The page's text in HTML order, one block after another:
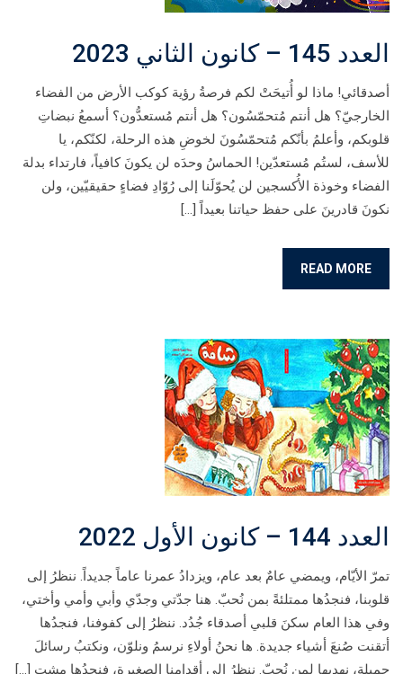
العدد 145 – كانون الثاني 2023
أصدقائي! ماذا لو أُتيحَتْ لكم فرصةُ رؤية كوكب الأرض من الفضاء
الخارجيّ؟ هل أنتم مُتحمّسُون؟ هل أنتم مُستعدُّون؟ أسمعُ نبضاتِ
قلوبكم، وأعلمُ بأنّكم مُتحمّسُونَ لخوضِ هذه الرحلة، لكنّكم، يا
للأسف، لستُم مُستعدّين! الحماسُ وحدَه لن يكونَ كافياً، فارتداء بدلة
الفضاء وخوذة الأُكسجين لن يُحوّلَنا إلى رُوّادِ فضاءٍ حقيقيّين، ولن
نكونَ قادرينَ على حفظ حياتنا بعيداً […]
READ MORE
العدد 144 – كانون الأول 2022
تمرّ الأيّام، ويمضي عامٌ بعد عام، ويزدادُ عمرنا عاماً جديداً. ننظرُ إلى
قلوبنا، فنجدُها ممتلئةً بمن نُحبّ. هنا جدّتي وجدّي وأبي وأمي وأختي،
وفي هذا العام سكنَ قلبي أصدقاء جُدُد. ننظرُ إلى كفوفنا، فنجدُها
أتقنت صُنعَ أشياء جديدة. ها نحنُ أولاءِ نرسمُ ونلوّن، ونكتبُ رسائلَ
جميلة، نهديها لمن نُحبّ. ننظرُ إلى أقدامنا الصغيرة، فنجدُها مشت […]